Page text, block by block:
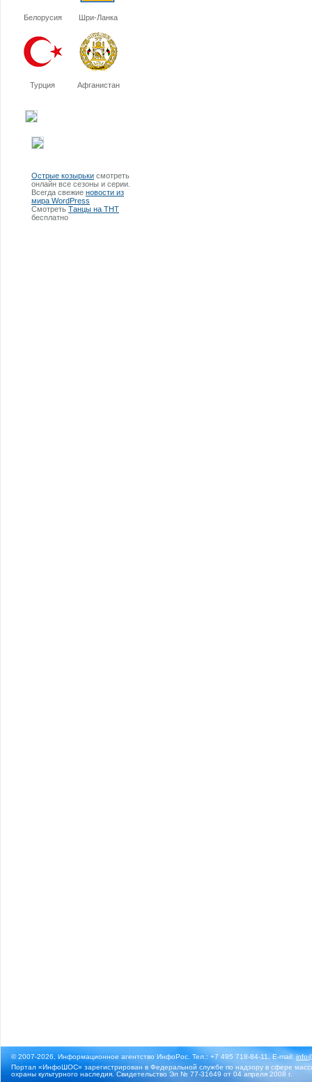
Белорусия Шри-Ланка
Турция Афганистан
Острые козырьки смотреть
онлайн все сезоны и серии.
Всегда свежие новости из
мира WordPress
Смотреть Танцы на ТНТ
бесплатно
© 2007-2026, Информационное агентство ИнфоРос. Тел.: +7 495 718-84-11, E-mail:
Портал «ИнфоШОС» зарегистрирован в Федеральной службе по надзору в сфере
охраны культурного наследия. Свидетельство Эл № 77-31649 от 04 апреля 2008 г.